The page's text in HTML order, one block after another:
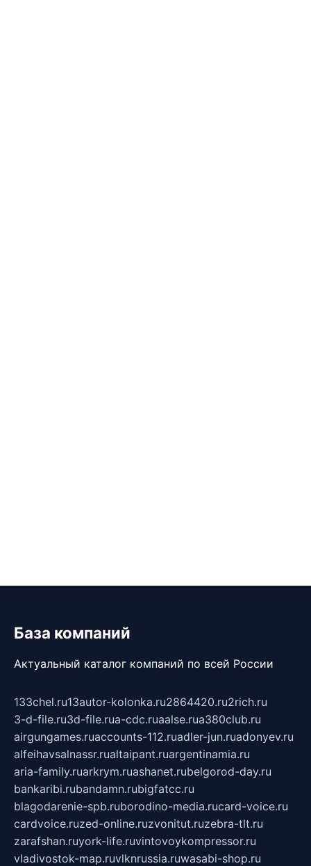
База компаний
Актуальный каталог компаний по всей России
133chel.ru13autor-kolonka.ru2864420.ru2rich.ru
3-d-file.ru3d-file.rua-cdc.ruaalse.rua380club.ru
airgungames.ruaccounts-112.ruadler-jun.ruadonyev.ru
alfeihavsalnassr.rualtaipant.ruargentinamia.ru
aria-family.ruarkrym.ruashanet.rubelgorod-day.ru
bankaribi.rubandamn.rubigfatcc.ru
blagodarenie-spb.ruborodino-media.rucard-voice.ru
cardvoice.ruzed-online.ruzvonitut.ruzebra-tlt.ru
zarafshan.ruyork-life.ruvintovoykompressor.ru
vladivostok-map.ruvlknrussia.ruwasabi-shop.ru